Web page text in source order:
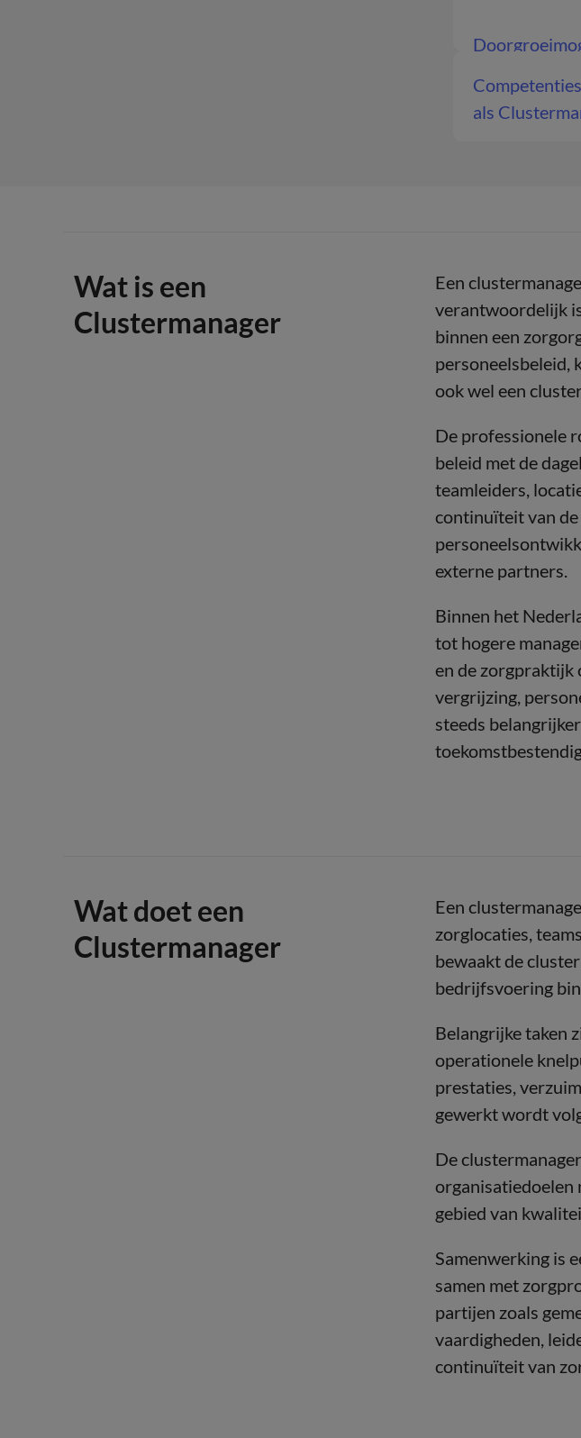
als
Wat is een
Clustermanager
Een
verantwoordelijk
binnen een
personeelsbeleid,
ook wel een
De professionele
beleid met de
teamleiders,
continuïteit van
externe partners.
Binnen het
tot hogere
en de zorgpraktijk
vergrijzing,
steeds
Wat doet een
Clustermanager
Een
zorglocaties,
bewaakt de
bedrijfsvoering
Belangrijke taken
operationele
prestaties,
gewerkt wordt
De
organisatiedoelen
gebied van
Samenwerking is
samen met
partijen zoals
vaardigheden,
continuïteit van